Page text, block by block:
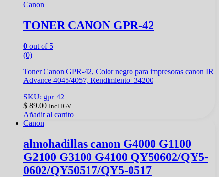
Canon
TONER CANON GPR-42
0 out of 5
(0)
Toner Canon GPR-42, Color negro para impresoras canon IR
Advance 4045/4057, Rendimiento: 34200
SKU: gpr-42
$ 89.00 Incl IGV.
Añadir al carrito
Canon
almohadillas canon G4000 G1100
G2100 G3100 G4100 QY50602/QY5-
0602/QY50517/QY5-0517